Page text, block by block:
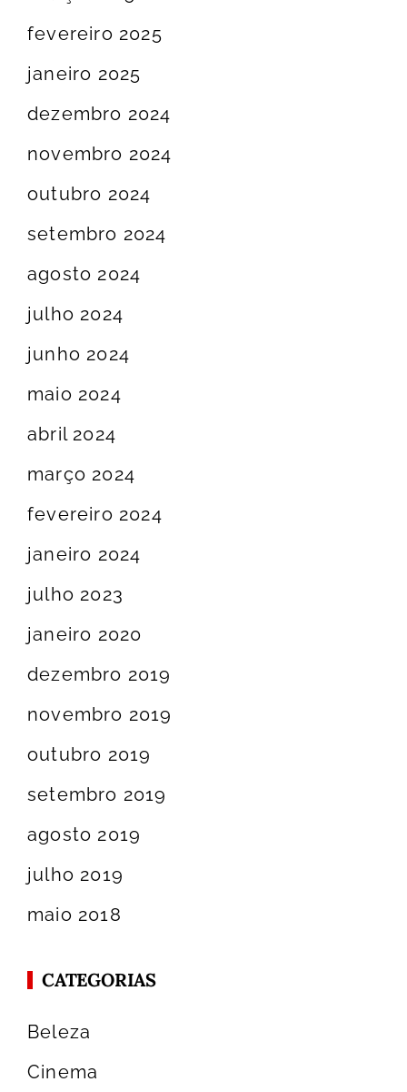
fevereiro 2025
janeiro 2025
dezembro 2024
novembro 2024
outubro 2024
setembro 2024
agosto 2024
julho 2024
junho 2024
maio 2024
abril 2024
março 2024
fevereiro 2024
janeiro 2024
julho 2023
janeiro 2020
dezembro 2019
novembro 2019
outubro 2019
setembro 2019
agosto 2019
julho 2019
maio 2018
CATEGORIAS
Beleza
Cinema